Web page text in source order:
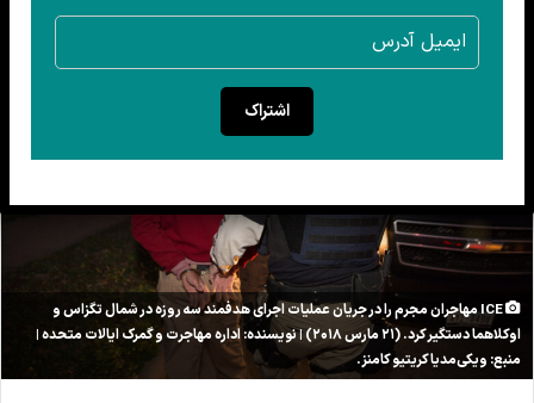
ICE مهاجران مجرم را در جریان عملیات اجرای هدفمند سه روزه در شمال تگزاس و
اوکلاهما دستگیر کرد. (۲۱ مارس ۲۰۱۸) | نویسنده: اداره مهاجرت و گمرک ایالات متحده |
منبع: ویکی‌مدیا کریتیو کامنز.
اشتراک